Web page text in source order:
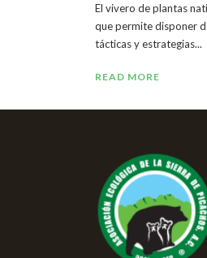
El vivero de plantas
que permite disponer
tácticas y estrategias...
READ MORE